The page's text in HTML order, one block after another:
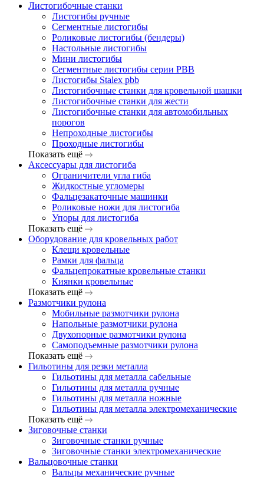
Листогибочные станки
Листогибы ручные
Сегментные листогибы
Роликовые листогибы (бендеры)
Настольные листогибы
Мини листогибы
Сегментные листогибы серии PBB
Листогибы Stalex pbb
Листогибочные станки для кровельной шашки
Листогибочные станки для жести
Листогибочные станки для автомобильных
порогов
Непроходные листогибы
Проходные листогибы
Показать ещё
Аксессуары для листогиба
Ограничители угла гиба
Жидкостные угломеры
Фальцезакаточные машинки
Роликовые ножи для листогиба
Упоры для листогиба
Показать ещё
Оборудование для кровельных работ
Клещи кровельные
Рамки для фальца
Фальцепрокатные кровельные станки
Киянки кровельные
Показать ещё
Размотчики рулона
Мобильные размотчики рулона
Напольные размотчики рулона
Двухопорные размотчики рулона
Самоподъемные размотчики рулона
Показать ещё
Гильотины для резки металла
Гильотины для металла сабельные
Гильотины для металла ручные
Гильотины для металла ножные
Гильотины для металла электромеханические
Показать ещё
Зиговочные станки
Зиговочные станки ручные
Зиговочные станки электромеханические
Вальцовочные станки
Вальцы механические ручные